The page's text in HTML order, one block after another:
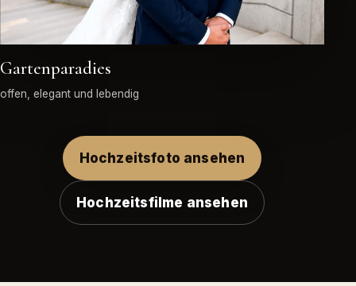
Gartenparadies
offen, elegant und lebendig
Hochzeitsfoto ansehen
Hochzeitsfilme ansehen